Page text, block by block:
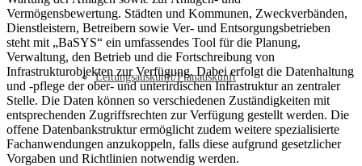
Leitungsauskunft/Planauskunft
Vermögensbewertung. Städten und Kommunen, Zweckverbänden,
Dienstleistern, Betreibern sowie Ver- und Entsorgungsbetrieben
steht mit „BaSYS“ ein umfassendes Tool für die Planung,
Verwaltung, den Betrieb und die Fortschreibung von
Infrastrukturobjekten zur Verfügung. Dabei erfolgt die Datenhaltung
und -pflege der ober- und unterirdischen Infrastruktur an zentraler
Stelle. Die Daten können so verschiedenen Zuständigkeiten mit
entsprechenden Zugriffsrechten zur Verfügung gestellt werden. Die
offene Datenbankstruktur ermöglicht zudem weitere spezialisierte
Fachanwendungen anzukoppeln, falls diese aufgrund gesetzlicher
Vorgaben und Richtlinien notwendig werden.